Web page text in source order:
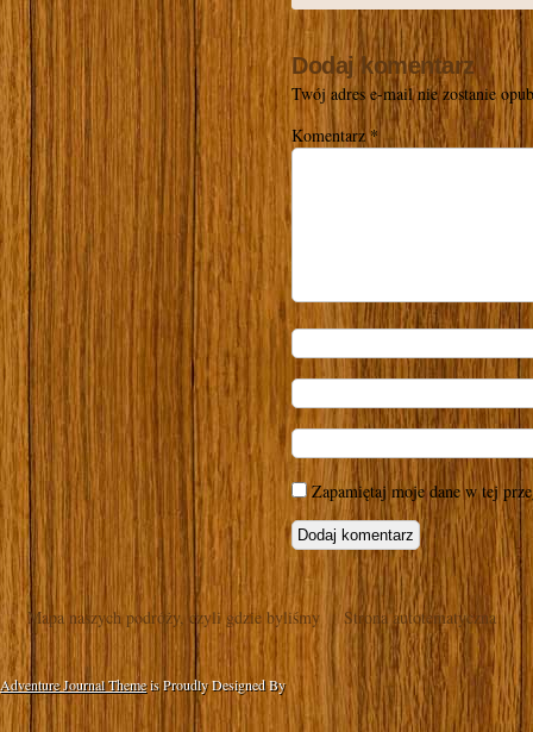
Dodaj komentarz
Twój adres e-mail nie zostanie
Komentarz*
Zapamiętaj moje dane w tej
Mapa naszych podróży, czyli gdzie byliśmy Strona autotematyczna
Adventure Journal Themeis Proudly Designed By